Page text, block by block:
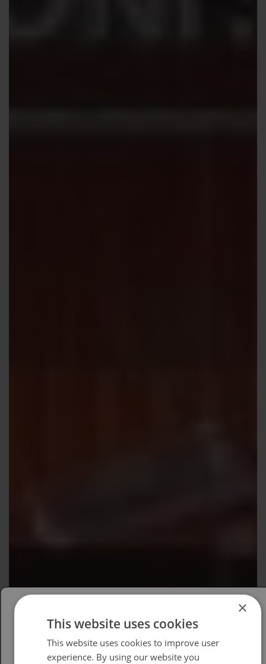
Please select your region/language
British
×
This website uses cookies
This website uses cookies to improve user
experience. By using our website you